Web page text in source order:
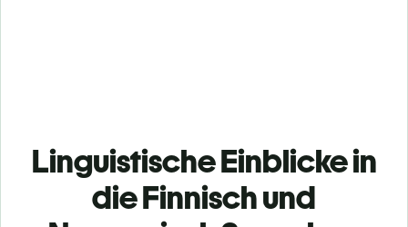
Linguistische Einblicke in
die Finnisch und